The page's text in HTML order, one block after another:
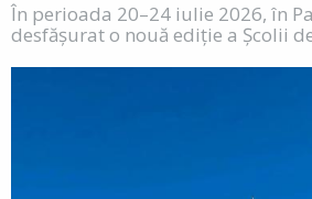
În perioada 20–24 iulie 2026, în
desfășurat o nouă ediție a Școlii